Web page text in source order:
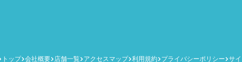
トップ 会社概要 店舗一覧 アクセスマップ 利用規約 プライバシーポリシー サ